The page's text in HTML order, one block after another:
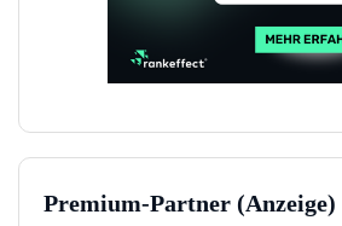
Premium-Partner (Anzeige)